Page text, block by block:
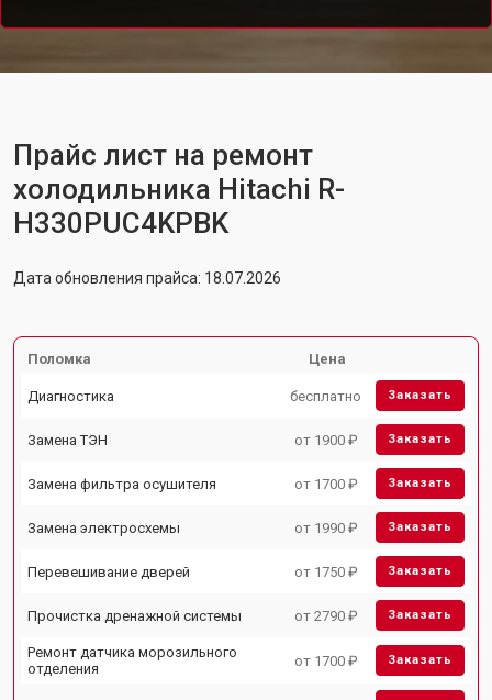
Прайс лист на ремонт
холодильника Hitachi R-
H330PUC4KPBK
Дата обновления прайса: 18.07.2026
Поломка Цена
Диагностика бесплатно Заказать
Замена ТЭН от 1900 ₽ Заказать
Замена фильтра осушителя от 1700 ₽ Заказать
Замена электросхемы от 1990 ₽ Заказать
Перевешивание дверей от 1750 ₽ Заказать
Прочистка дренажной системы от 2790 ₽ Заказать
Ремонт датчика морозильного
отделения
от 1700 ₽ Заказать